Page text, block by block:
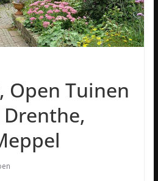
Open Tuinen